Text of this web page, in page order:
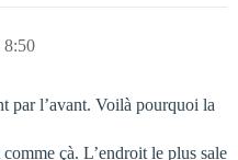
8:50
par l’avant. Voilà pourquoi la
comme çà. L’endroit le plus sale